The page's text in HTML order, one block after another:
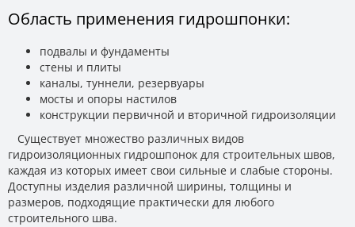
Область применения гидрошпонки:
подвалы и фундаменты
стены и плиты
каналы, туннели, резервуары
мосты и опоры настилов
конструкции первичной и вторичной гидроизоляции
Существует множество различных видов
гидроизоляционных гидрошпонок для строительных швов,
каждая из которых имеет свои сильные и слабые стороны.
Доступны изделия различной ширины, толщины и
размеров, подходящие практически для любого
строительного шва.